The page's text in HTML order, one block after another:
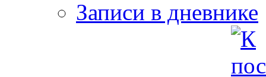
Записи в дневнике